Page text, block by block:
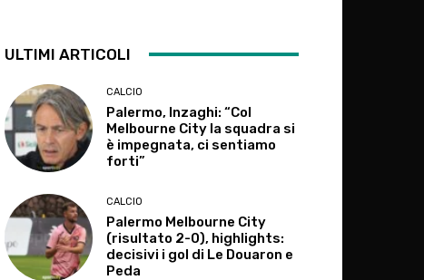
ULTIMI ARTICOLI
CALCIO
Palermo, Inzaghi: “Col
Melbourne City la squadra si
è impegnata, ci sentiamo
forti”
CALCIO
Palermo Melbourne City
(risultato 2-0), highlights:
decisivi i gol di Le Douaron e
Peda